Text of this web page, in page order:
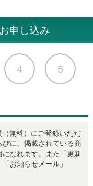
申し込み
4 5
無料）にご登録いただ
に、掲載されている商
なれます。また「更新
お知らせメール」